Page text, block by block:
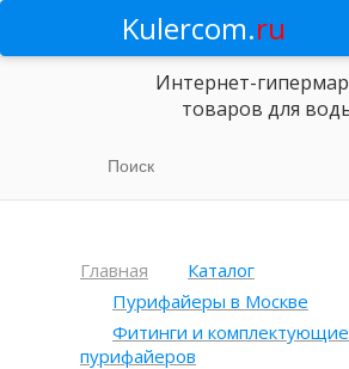
Kulercom.ru
Интернет-
товаров для
Главная
Каталог
Пурифайеры в Москве
Фитинги и
пурифайеров